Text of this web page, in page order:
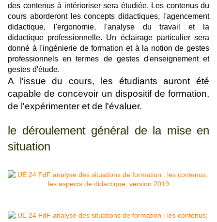
des contenus à intérioriser sera étudiée. Les contenus du
cours aborderont les concepts didactiques, l'agencement
didactique, l'ergonomie, l'analyse du travail et la
didactique professionnelle. Un éclairage particulier sera
donné à l'ingénierie de formation et à la notion de gestes
professionnels en termes de gestes d'enseignement et
gestes d'étude.
A l'issue du cours, les étudiants auront été
capable de concevoir un dispositif de formation,
de l'expérimenter et de l'évaluer.
le déroulement général de la mise en
situation